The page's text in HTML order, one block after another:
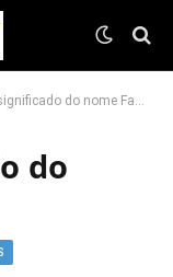
do nome Fagner
do